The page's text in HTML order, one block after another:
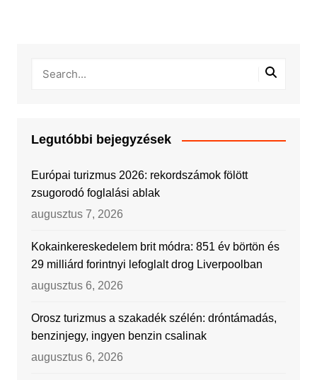
Legutóbbi bejegyzések
Európai turizmus 2026: rekordszámok fölött
zsugorodó foglalási ablak
augusztus 7, 2026
Kokainkereskedelem brit módra: 851 év börtön és
29 milliárd forintnyi lefoglalt drog Liverpoolban
augusztus 6, 2026
Orosz turizmus a szakadék szélén: dróntámadás,
benzinjegy, ingyen benzin csalinak
augusztus 6, 2026